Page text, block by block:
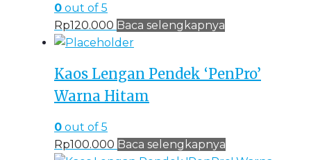
0 out of 5
Rp120.000 Baca selengkapnya
Kaos Lengan Pendek ‘PenPro’
Warna Hitam
0 out of 5
Rp100.000 Baca selengkapnya